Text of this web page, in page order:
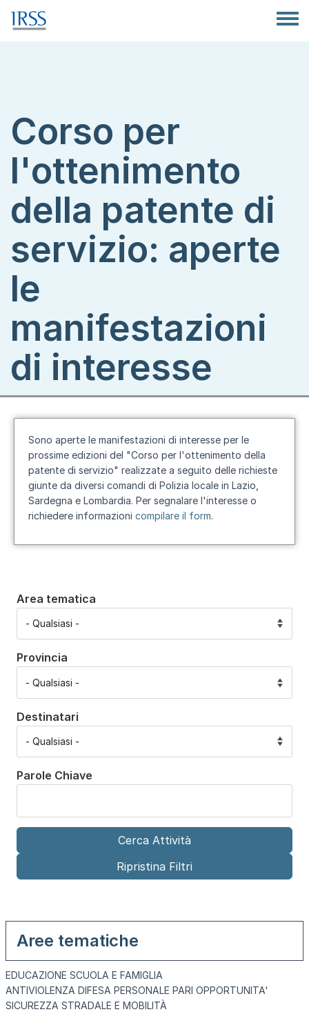
Corso per
l'ottenimento
della patente di
servizio: aperte
le
manifestazioni
di interesse
Sono aperte le manifestazioni di interesse per le
prossime edizioni del "Corso per l'ottenimento della
patente di servizio" realizzate a seguito delle richieste
giunte da diversi comandi di Polizia locale in Lazio,
Sardegna e Lombardia. Per segnalare l'interesse o
richiedere informazioni compilare il form.
Area tematica
Provincia
Destinatari
Parole Chiave
Aree tematiche
EDUCAZIONE SCUOLA E FAMIGLIA
ANTIVIOLENZA DIFESA PERSONALE PARI OPPORTUNITA'
SICUREZZA STRADALE E MOBILITÀ